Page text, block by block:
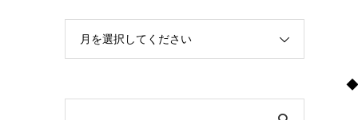
◆
月を選択してください